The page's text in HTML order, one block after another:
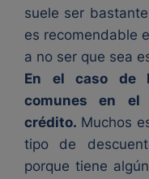
suele ser
es recomendable
a no ser que sea
En el caso de
comunes en
crédito. Muchos
tipo de
porque tiene